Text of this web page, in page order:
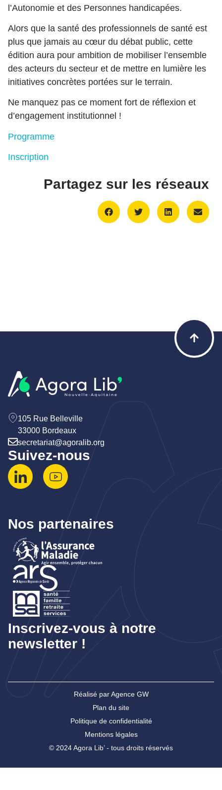
l’Autonomie et des Personnes handicapées.
Alors que la santé des professionnels de santé est
plus que jamais au cœur du débat public, cette
édition aura pour ambition de mobiliser l’ensemble
des acteurs du secteur et de mettre en lumière les
initiatives concrètes portées sur le terrain.
Ne manquez pas ce moment fort de réflexion et
d’engagement institutionnel !
Programme
Inscription
Partagez sur les réseaux
105 Rue Belleville
33000 Bordeaux
secretariat@agoralib.org
Suivez-nous
Nos partenaires
Inscrivez-vous à notre
newsletter !
© 2024 Agora Lib’ - tous droits réservés
Mentions légales
Politique de confidentialité
Plan du site
Réalisé par Agence GW